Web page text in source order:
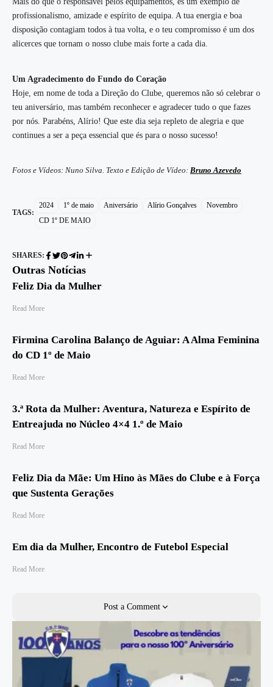
profissionalismo, amizade e espírito de equipa. A tua energia e boa
disposição contagiam todos à tua volta, e o teu compromisso é um dos
alicerces que tornam o nosso clube mais forte a cada dia.
Um Agradecimento do Fundo do Coração
Hoje, em nome de toda a Direção do Clube, queremos não só celebrar o
teu aniversário, mas também reconhecer e agradecer tudo o que fazes
por nós. Parabéns, Alírio! Que este dia seja repleto de alegria e que
continues a ser a peça essencial que és para o nosso sucesso!
Fotos e Vídeos: Nuno Silva. Texto e Edição de Vídeo: Bruno Azevedo
TAGS:
2024 1º de maio Aniversário Alírio Gonçalves
Novembro
CD 1º DE MAIO
SHARES:
Outras Notícias
Feliz Dia da Mulher
Read More
Firmina Carolina Balanço de Aguiar: A Alma Feminina
do CD 1º de Maio
Read More
3.ª Rota da Mulher: Aventura, Natureza e Espírito de
Entreajuda no Núcleo 4×4 1.º de Maio
Read More
Feliz Dia da Mãe: Um Hino às Mães do Clube e à Força
que Sustenta Gerações
Read More
Em dia da Mulher, Encontro de Futebol Especial
Read More
Post a Comment